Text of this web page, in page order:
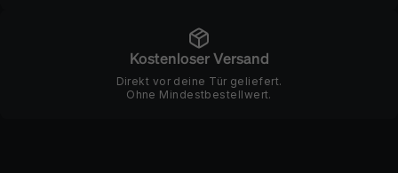
Kostenloser Versand
Direkt vor deine Tür geliefert.
Ohne Mindestbestellwert.